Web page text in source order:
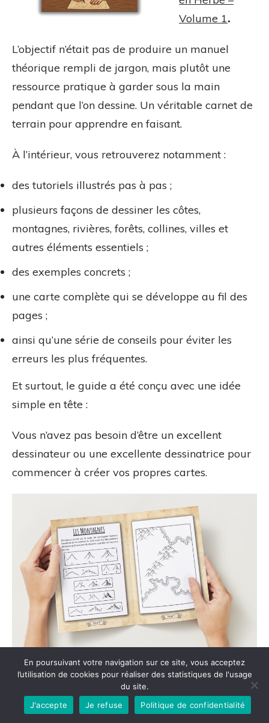
Volume 1.
L’objectif n’était pas de produire un manuel
théorique rempli de jargon, mais plutôt une
ressource pratique à garder sous la main
pendant que l’on dessine. Un véritable carnet de
terrain pour apprendre en faisant.
À l’intérieur, vous retrouverez notamment :
des tutoriels illustrés pas à pas ;
plusieurs façons de dessiner les côtes,
montagnes, rivières, forêts, collines, villes et
autres éléments essentiels ;
des exemples concrets ;
une carte complète qui se développe au fil des
pages ;
ainsi qu’une série de conseils pour éviter les
erreurs les plus fréquentes.
Et surtout, le guide a été conçu avec une idée
simple en tête :
Vous n’avez pas besoin d’être un excellent
dessinateur ou une excellente dessinatrice pour
commencer à créer vos propres cartes.
Si vous souhaitez progresser pas à pas et
construire des bases solides pour vos futures
En poursuivant votre navigation sur ce site, vous acceptez
l’utilisation de cookies pour réaliser des statistiques de l'usage
du site.
J'accepte
Je refuse Politique de confidentialité